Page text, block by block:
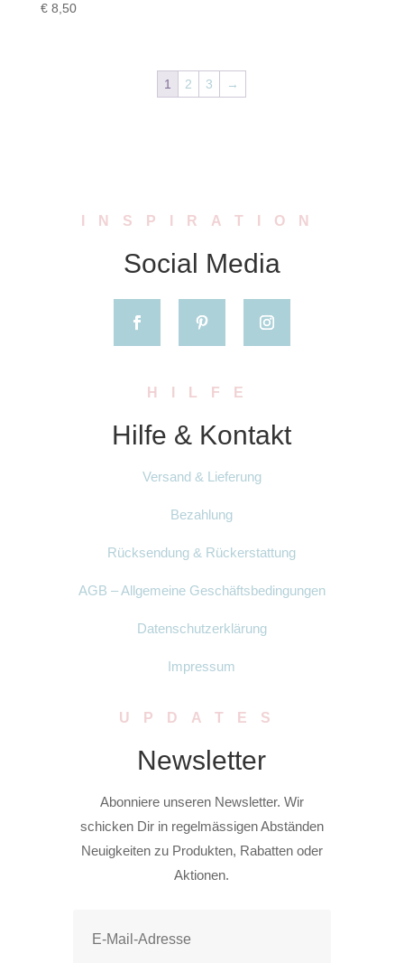
€8,50
1 2 3 →
INSPIRATION
Social Media
HILFE
Hilfe & Kontakt
Versand & Lieferung
Bezahlung
Rücksendung & Rückerstattung
AGB – Allgemeine Geschäftsbedingungen
Datenschutzerklärung
Impressum
UPDATES
Newsletter
Abonniere unseren Newsletter. Wir
schicken Dir in regelmässigen Abständen
Neuigkeiten zu Produkten, Rabatten oder
Aktionen.